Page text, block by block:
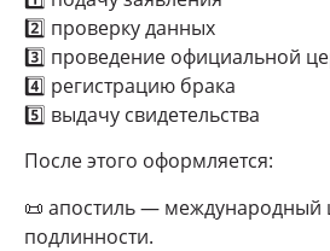
2️⃣ проверку данных
3️⃣ проведение официальной
4️⃣ регистрацию брака
5️⃣ выдачу свидетельства
После этого оформляется:
📜 апостиль — международный
подлинности.